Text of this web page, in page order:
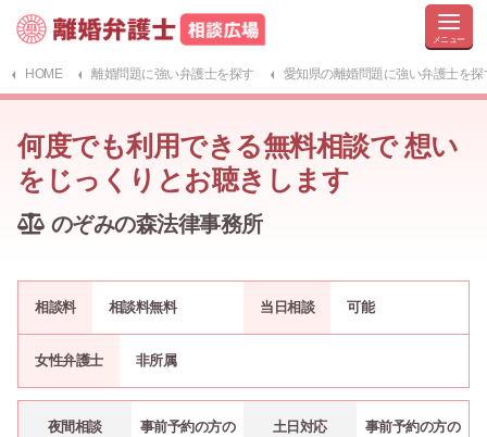
HOME 離婚問題に強い弁護士を探す 愛知県の離婚問題に強い弁護士を探
何度でも利用できる無料相談で 想い
をじっくりとお聴きします
のぞみの森法律事務所
相談料 相談料無料 当日相談 可能
女性弁護士 非所属
夜間相談
事前予約の方の
土日対応
事前予約の方の